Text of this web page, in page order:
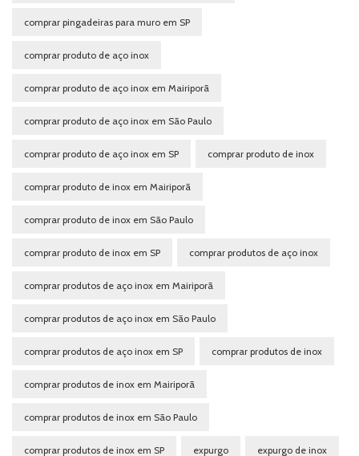
comprar pingadeiras para muro em SP
comprar produto de aço inox
comprar produto de aço inox em Mairiporã
comprar produto de aço inox em São Paulo
comprar produto de aço inox em SP comprar produto de inox
comprar produto de inox em Mairiporã
comprar produto de inox em São Paulo
comprar produto de inox em SP comprar produtos de aço inox
comprar produtos de aço inox em Mairiporã
comprar produtos de aço inox em São Paulo
comprar produtos de aço inox em SP comprar produtos de inox
comprar produtos de inox em Mairiporã
comprar produtos de inox em São Paulo
comprar produtos de inox em SP expurgo expurgo de inox